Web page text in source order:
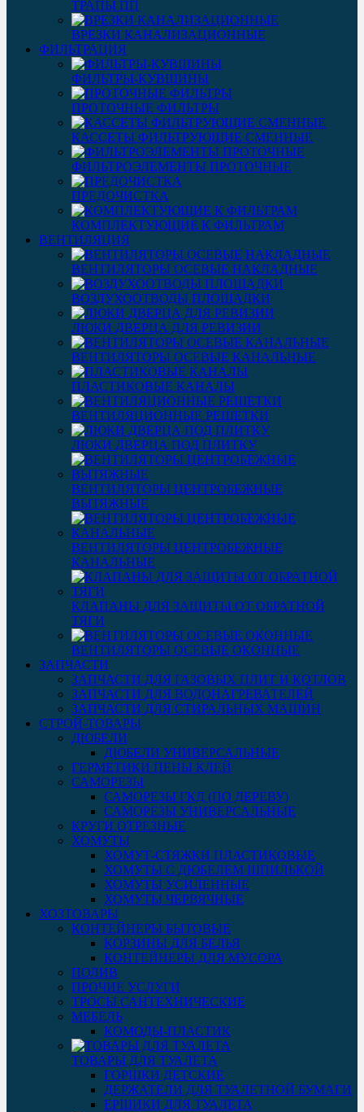
ТРАПЫ ПП
ВРЕЗКИ КАНАЛИЗАЦИОННЫЕ
ФИЛЬТРАЦИЯ
ФИЛЬТРЫ-КУВШИНЫ
ПРОТОЧНЫЕ ФИЛЬТРЫ
КАССЕТЫ ФИЛЬТРУЮЩИЕ СМЕННЫЕ
ФИЛЬТРОЭЛЕМЕНТЫ ПРОТОЧНЫЕ
ПРЕДОЧИСТКА
КОМПЛЕКТУЮЩИЕ К ФИЛЬТРАМ
ВЕНТИЛЯЦИЯ
ВЕНТИЛЯТОРЫ ОСЕВЫЕ НАКЛАДНЫЕ
ВОЗДУХООТВОДЫ ПЛОЩАДКИ
ЛЮКИ ДВЕРЦА ДЛЯ РЕВИЗИИ
ВЕНТИЛЯТОРЫ ОСЕВЫЕ КАНАЛЬНЫЕ
ПЛАСТИКОВЫЕ КАНАЛЫ
ВЕНТИЛЯЦИОННЫЕ РЕШЕТКИ
ЛЮКИ ДВЕРЦА ПОД ПЛИТКУ
ВЕНТИЛЯТОРЫ ЦЕНТРОБЕЖНЫЕ
ВЫТЯЖНЫЕ
ВЕНТИЛЯТОРЫ ЦЕНТРОБЕЖНЫЕ
КАНАЛЬНЫЕ
КЛАПАНЫ ДЛЯ ЗАЩИТЫ ОТ ОБРАТНОЙ
ТЯГИ
ВЕНТИЛЯТОРЫ ОСЕВЫЕ ОКОННЫЕ
ЗАПЧАСТИ
ЗАПЧАСТИ ДЛЯ ГАЗОВЫХ ПЛИТ И КОТЛОВ
ЗАПЧАСТИ ДЛЯ ВОДОНАГРЕВАТЕЛЕЙ
ЗАПЧАСТИ ДЛЯ СТИРАЛЬНЫХ МАШИН
СТРОЙ-ТОВАРЫ
ДЮБЕЛИ
ДЮБЕЛИ УНИВЕРСАЛЬНЫЕ
ГЕРМЕТИКИ ПЕНЫ КЛЕЙ
САМОРЕЗЫ
САМОРЕЗЫ ГКД (ПО ДЕРЕВУ)
САМОРЕЗЫ УНИВЕРСАЛЬНЫЕ
КРУГИ ОТРЕЗНЫЕ
ХОМУТЫ
ХОМУТ-СТЯЖКИ ПЛАСТИКОВЫЕ
ХОМУТЫ С ДЮБЕЛЕМ ШПИЛЬКОЙ
ХОМУТЫ УСИЛЕННЫЕ
ХОМУТЫ ЧЕРВЯЧНЫЕ
ХОЗТОВАРЫ
КОНТЕЙНЕРЫ БЫТОВЫЕ
КОРЗИНЫ ДЛЯ БЕЛЬЯ
КОНТЕЙНЕРЫ ДЛЯ МУСОРА
ПОЛИВ
ПРОЧИЕ УСЛУГИ
ТРОСЫ САНТЕХНИЧЕСКИЕ
МЕБЕЛЬ
КОМОДЫ-ПЛАСТИК
ТОВАРЫ ДЛЯ ТУАЛЕТА
ГОРШКИ ДЕТСКИЕ
ДЕРЖАТЕЛИ ДЛЯ ТУАЛЕТНОЙ БУМАГИ
ЕРШИКИ ДЛЯ ТУАЛЕТА